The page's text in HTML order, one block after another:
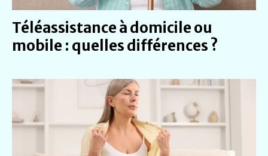
Téléassistance à domicile ou
mobile : quelles différences ?